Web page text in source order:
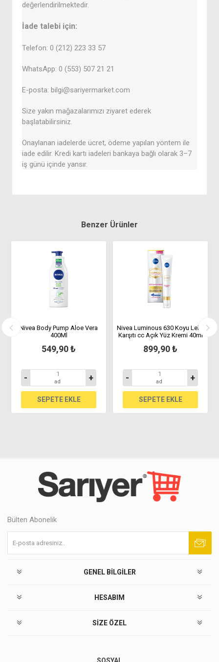
değerlendirilmektedir.
İade talebi için:
Telefon: 0 (212) 223 33 57
WhatsApp: 0 (553) 507 21 21
E-posta: bilgi@sariyermarket.com
Size yakın mağazalarımızı ziyaret ederek
başlatabilirsiniz.
Onaylanan iadelerde ücret, ödeme yapılan yöntem ile
iade edilir. Kredi kartı iadeleri bankaya bağlı olarak 3–7
iş günü içinde yansır.
Benzer Ürünler
Nivea Body Pump Aloe Vera
400Ml
549,90 ₺
- ad +
Nivea Luminous 630 Koyu Leke
Karşıtı cc Açık Yüz Kremi 40ml
899,90 ₺
- ad +
Bülten Abonelik
GENEL BILGILER
HESABIM
SIZE ÖZEL
SOSYAL